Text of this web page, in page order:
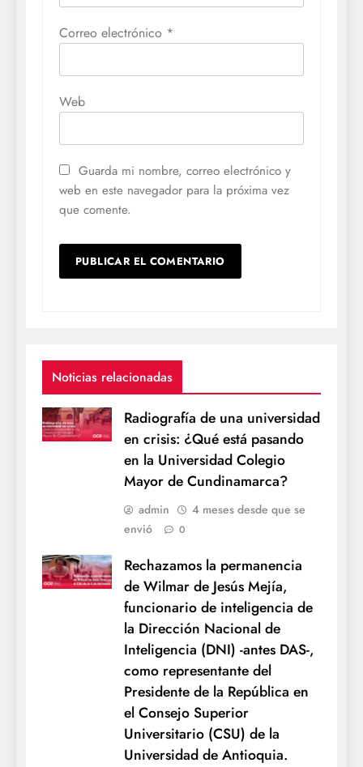
Correo electrónico *
Web
Guarda mi nombre, correo electrónico y
web en este navegador para la próxima vez
que comente.
Noticias relacionadas
Radiografía de una universidad
en crisis: ¿Qué está pasando
en la Universidad Colegio
Mayor de Cundinamarca?
admin
4 meses desde que se
envió
0
Rechazamos la permanencia
de Wilmar de Jesús Mejía,
funcionario de inteligencia de
la Dirección Nacional de
Inteligencia (DNI) -antes DAS-,
como representante del
Presidente de la República en
el Consejo Superior
Universitario (CSU) de la
Universidad de Antioquia.